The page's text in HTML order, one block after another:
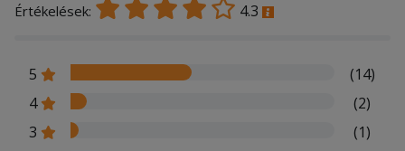
Értékelések: 4.3
5
(14)
4
(2)
3
(1)